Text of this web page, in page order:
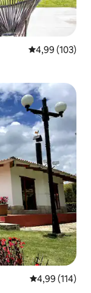
Évaluation
4,99 (103)
Évaluation
4,99 (114)